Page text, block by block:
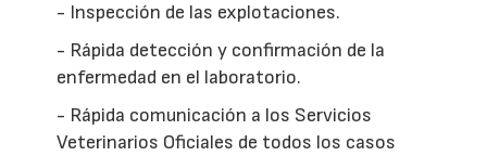
- Inspección de las explotaciones.
- Rápida detección y confirmación de la
enfermedad en el laboratorio.
- Rápida comunicación a los Servicios
Veterinarios Oficiales de todos los casos